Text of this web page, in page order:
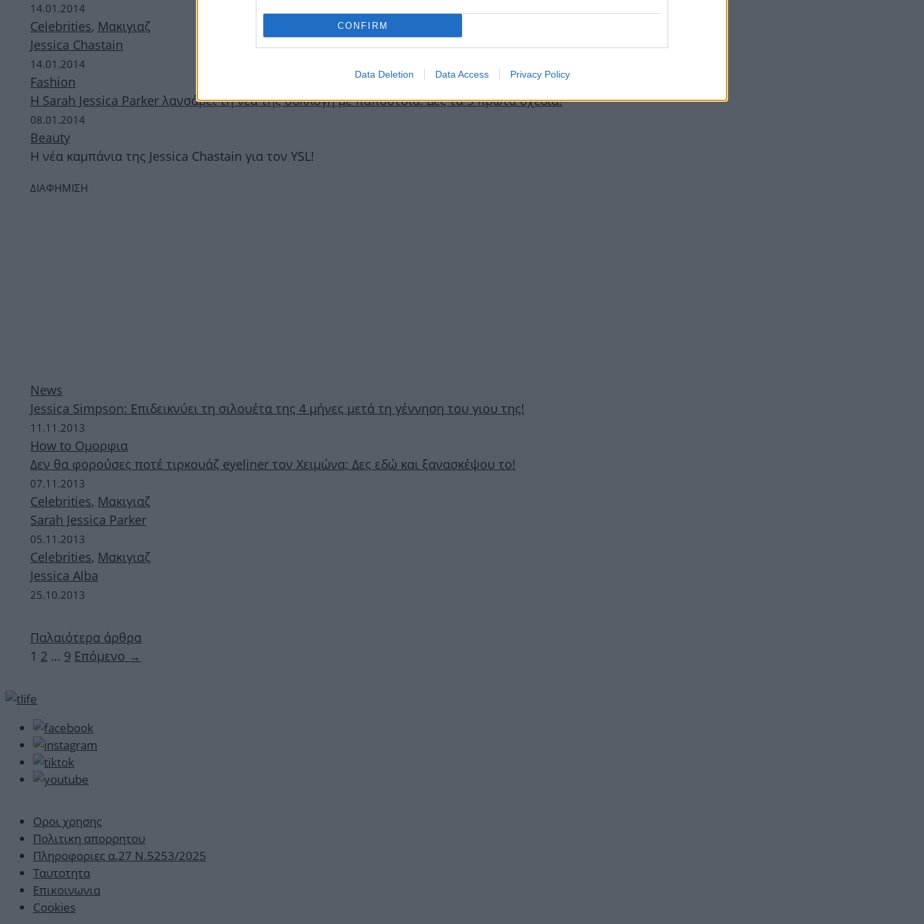
CONFIRM
Data Deletion Data Access Privacy Policy
14.01.2014
Celebrities, Μακιγιαζ
Jessica Chastain
14.01.2014
Fashion
H Sarah Jessica Parker λανσάρει τη νέα της συλλογή με παπούτσια: Δες τα 5 πρώτα σχέδια!
08.01.2014
Beauty
Η νέα καμπάνια της Jessica Chastain για τον YSL!
ΔΙΑΦΗΜΙΣΗ
News
Jessica Simpson: Επιδεικνύει τη σιλουέτα της 4 μήνες μετά τη γέννηση του γιου της!
11.11.2013
How to Ομορφια
Δεν θα φορούσες ποτέ τιρκουάζ eyeliner τον Χειμώνα; Δες εδώ και ξανασκέψου το!
07.11.2013
Celebrities, Μακιγιαζ
Sarah Jessica Parker
05.11.2013
Celebrities, Μακιγιαζ
Jessica Alba
25.10.2013
Παλαιότερα άρθρα
Σελίδα
1 Σελίδα
2 … Σελίδα
9 Επόμενο →
Οροι χρησης
Πολιτικη απορρητου
Πληροφοριες α.27 Ν.5253/2025
Ταυτοτητα
Επικοινωνια
Cookies